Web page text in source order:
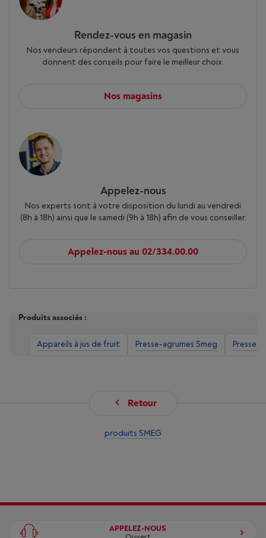
Rendez-vous en magasin
Nos vendeurs répondent à toutes vos questions et vous
donnent des conseils pour faire le meilleur choix.
Nos magasins
Appelez-nous
Nos experts sont à votre disposition du lundi au vendredi
(8h à 18h) ainsi que le samedi (9h à 18h) afin de vous conseiller.
Appelez-nous au 02/334.00.00
Produits associés :
Appareils à jus de fruit Presse-agrumes Smeg Presse-
Retour
produits SMEG
APPELEZ-NOUS